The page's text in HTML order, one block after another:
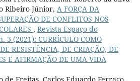
Ribeiro Júnior, A FORÇA DA
DE CONFLITOS NOS
, Revista Espaço do
3 (2021): CURRÍCULO COMO
RESISTÊNCIA, DE CRIAÇÃO, DE
E AFIRMAÇÃO DE UMA VIDA